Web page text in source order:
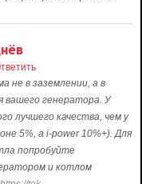
не в заземлении, а в
вашего генератора. У
лучшего качества, чем у
5%, а i-power 10%+). Для
попробуйте
и котлом